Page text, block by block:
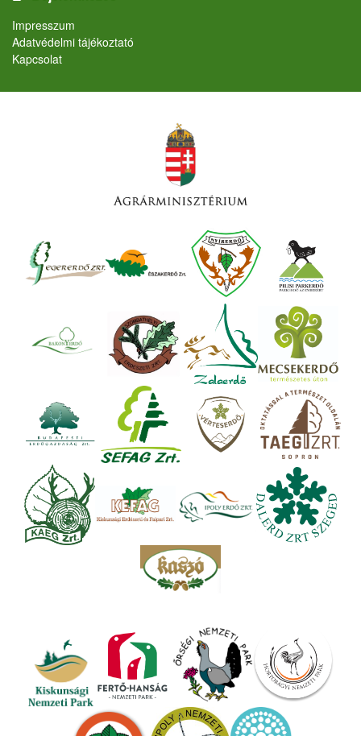
Lábléc
Impresszum
Adatvédelmi tájékoztató
Kapcsolat